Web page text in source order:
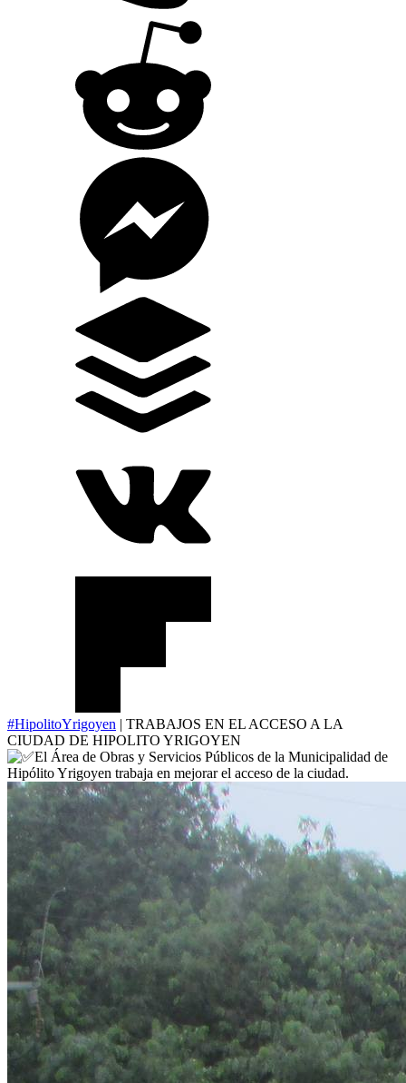
#HipolitoYrigoyen | TRABAJOS EN EL ACCESO A LA
CIUDAD DE HIPOLITO YRIGOYEN
El Área de Obras y Servicios Públicos de la Municipalidad de
Hipólito Yrigoyen trabaja en mejorar el acceso de la ciudad.